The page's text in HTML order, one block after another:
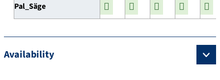
Pal_Säge
Availability